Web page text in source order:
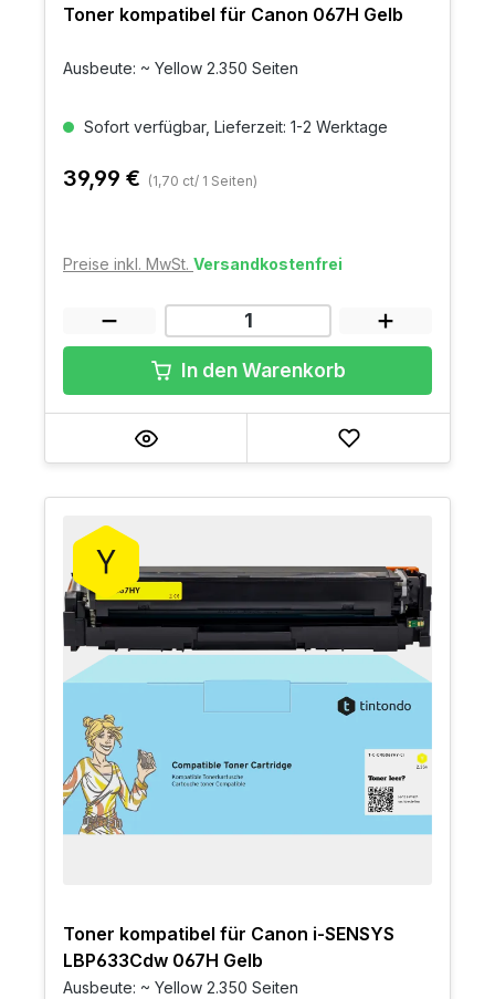
Toner kompatibel für Canon 067H Gelb
Ausbeute: ~ Yellow 2.350 Seiten
Sofort verfügbar, Lieferzeit: 1-2 Werktage
39,99 € (1,70 ct/ 1 Seiten)
Preise inkl. MwSt. Versandkostenfrei
In den Warenkorb
Toner kompatibel für Canon i-SENSYS
LBP633Cdw 067H Gelb
Ausbeute: ~ Yellow 2.350 Seiten